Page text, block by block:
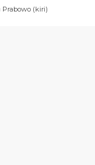
(kiri)